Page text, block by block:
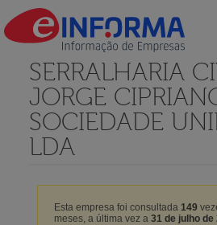
SERRALHARIA
JORGE
SOCIEDADE
LDA
Esta empresa foi consultada 149
meses, a última vez a 31 de julho de